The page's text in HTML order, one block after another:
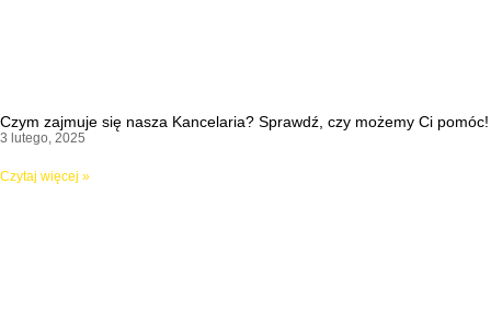
Czym zajmuje się nasza Kancelaria? Sprawdź, czy możemy Ci pomóc!
3 lutego, 2025
Czytaj więcej »